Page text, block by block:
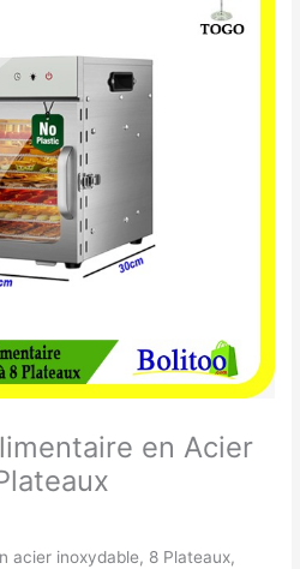
en Acier
acier inoxydable, 8 Plateaux,